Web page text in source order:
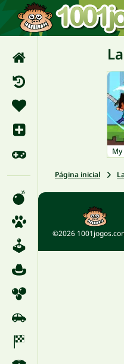
Página inicial
©2026